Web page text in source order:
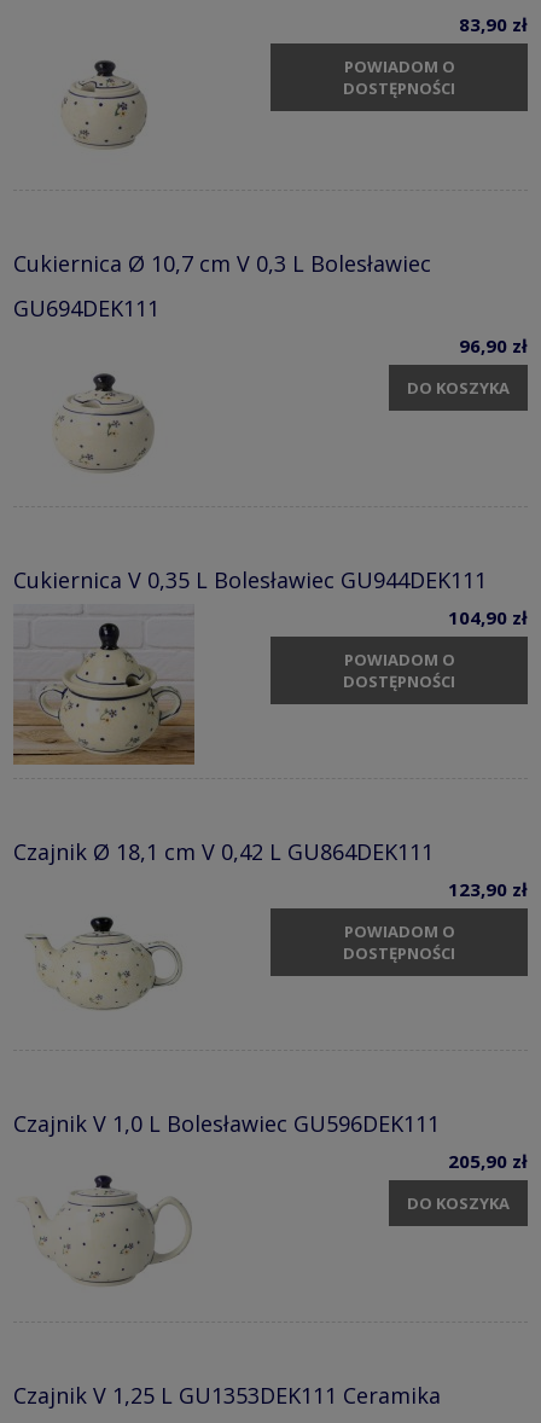
83,90 zł
POWIADOM O
DOSTĘPNOŚCI
Cukiernica Ø 10,7 cm V 0,3 L Bolesławiec
GU694DEK111
96,90 zł
DO KOSZYKA
Cukiernica V 0,35 L Bolesławiec GU944DEK111
104,90 zł
POWIADOM O
DOSTĘPNOŚCI
Czajnik Ø 18,1 cm V 0,42 L GU864DEK111
123,90 zł
POWIADOM O
DOSTĘPNOŚCI
Czajnik V 1,0 L Bolesławiec GU596DEK111
205,90 zł
DO KOSZYKA
Czajnik V 1,25 L GU1353DEK111 Ceramika